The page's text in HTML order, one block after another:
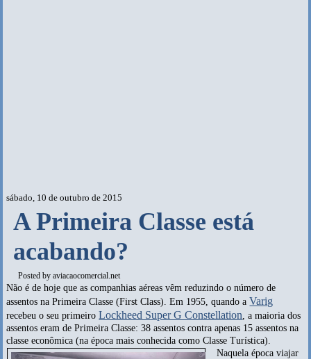
sábado, 10 de outubro de 2015
A Primeira Classe está
acabando?
Posted byaviacaocomercial.net
Não é de hoje que as companhias aéreas vêm reduzindo o número de
assentos na Primeira Classe (First Class). Em 1955, quando a Varig
recebeu o seu primeiroLockheed Super G Constellation, a maioria dos
assentos eram de Primeira Classe: 38 assentos contra apenas 15 assentos na
classe econômica (na época mais conhecida como Classe Turística).
Naquela época viajar